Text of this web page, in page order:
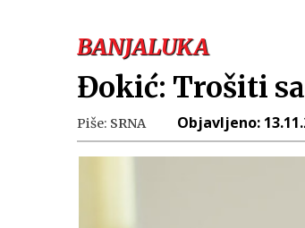
BANJALUKA
Đokić: Trošiti
Piše: SRNA Objavljeno: